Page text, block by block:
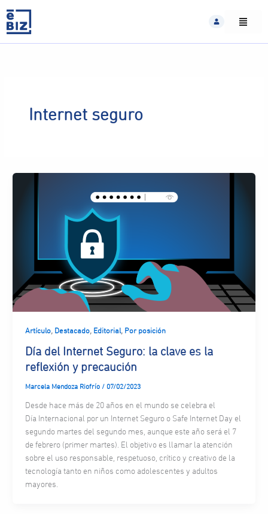
content
Internet seguro
Artículo, Destacado, Editorial, Por posición
Día del Internet Seguro: la clave es la
reflexión y precaución
Marcela Mendoza Riofrío / 07/02/2023
Desde hace más de 20 años en el mundo se celebra el
Día Internacional por un Internet Seguro o Safe Internet Day el
segundo martes del segundo mes, aunque este año será el 7
de febrero (primer martes). El objetivo es llamar la atención
sobre el uso responsable, respetuoso, crítico y creativo de la
tecnología tanto en niños como adolescentes y adultos
mayores.